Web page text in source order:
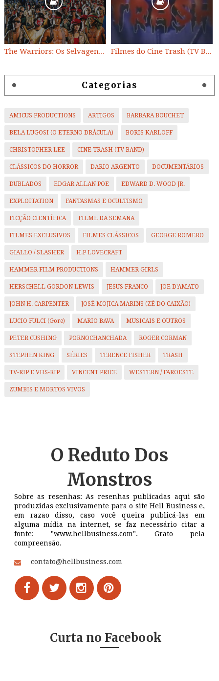
The Warriors: Os Selvagens da Noite Filmes do Cine Trash (TV BAND)
Categorias
AMICUS PRODUCTIONS ARTIGOS BARBARA BOUCHET
BELA LUGOSI (O ETERNO DRÁCULA) BORIS KARLOFF
CHRISTOPHER LEE CINE TRASH (TV BAND)
CLÁSSICOS DO HORROR DARIO ARGENTO DOCUMENTÁRIOS
DUBLADOS EDGAR ALLAN POE EDWARD D. WOOD JR.
EXPLOITATION FANTASMAS E OCULTISMO
FICÇÃO CIENTÍFICA FILME DA SEMANA
FILMES EXCLUSIVOS FILMES CLÁSSICOS GEORGE ROMERO
GIALLO / SLASHER H.P LOVECRAFT
HAMMER FILM PRODUCTIONS HAMMER GIRLS
HERSCHELL GORDON LEWIS JESUS FRANCO JOE D'AMATO
JOHN H. CARPENTER JOSÉ MOJICA MARINS (ZÉ DO CAIXÃO)
LUCIO FULCI (Gore) MARIO BAVA MUSICAIS E OUTROS
PETER CUSHING PORNOCHANCHADA ROGER CORMAN
STEPHEN KING SÉRIES TERENCE FISHER TRASH
TV-RIP E VHS-RIP VINCENT PRICE WESTERN / FAROESTE
ZUMBIS E MORTOS VIVOS
O Reduto Dos
Monstros
Sobre as resenhas: As resenhas publicadas aqui são
produzidas exclusivamente para o site Hell Business e,
em razão disso, caso você queira publicá-las em
alguma mídia na internet, se faz necessário citar a
fonte: "www.hellbusiness.com". Grato pela
compreensão.
contato@hellbusiness.com
Curta no Facebook